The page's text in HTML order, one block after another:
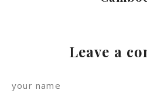
Leave a